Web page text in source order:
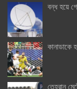
বন্ধ হয়ে
কানাডাকে
তেহরান